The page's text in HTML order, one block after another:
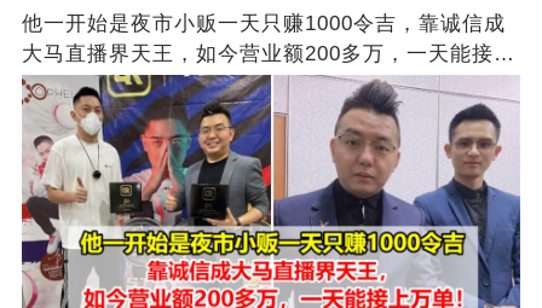
他一开始是夜市小贩一天只赚1000令吉，靠诚信成
大马直播界天王，如今营业额200多万，一天能接上
万单